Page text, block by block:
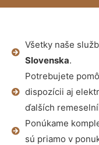
Všetky naše
Slovenska.
Potrebujete
dispozícii aj
ďalších
Ponúkame
sú priamo v